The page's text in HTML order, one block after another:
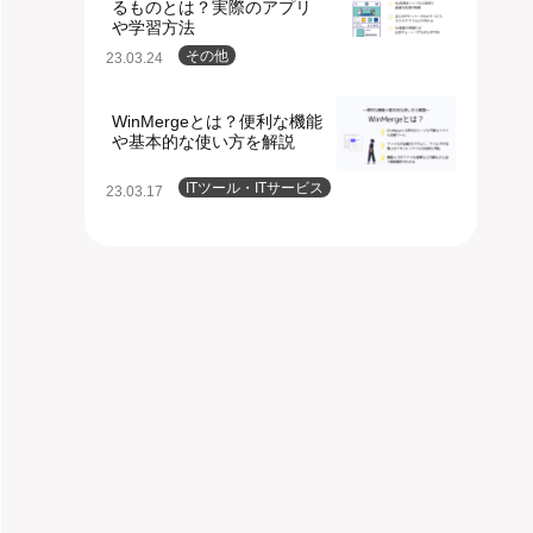
るものとは？実際のアプリ
や学習方法
23.03.24 その他
WinMergeとは？便利な機能
や基本的な使い方を解説
23.03.17 ITツール・ITサービス